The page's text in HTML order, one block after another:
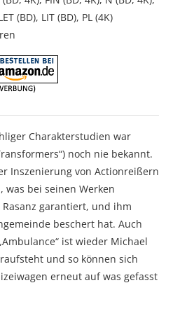
(BD), LIT (BD), PL (4K)
Charakterstudien war
noch nie bekannt.
Inszenierung von Actionreißern
was bei seinen Werken
garantiert, und ihm
beschert hat. Auch
ist wieder Michael
und so können sich
erneut auf was gefasst